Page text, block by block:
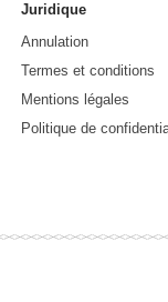
Juridique
Annulation
Termes et conditions
Mentions légales
Politique de